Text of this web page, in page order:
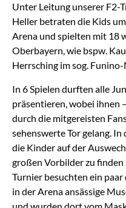
Unter Leitung unserer F2-
Heller betraten die Kids
Arena und spielten mit 18
Oberbayern, wie bspw.
Herrsching im sog.
In 6 Spielen durften alle
präsentieren, wobei ihnen
durch die mitgereisten
sehenswerte Tor gelang.
die Kinder auf der
großen Vorbilder zu finden
Turnier besuchten ein
in der Arena ansässige
und wurden dort vom